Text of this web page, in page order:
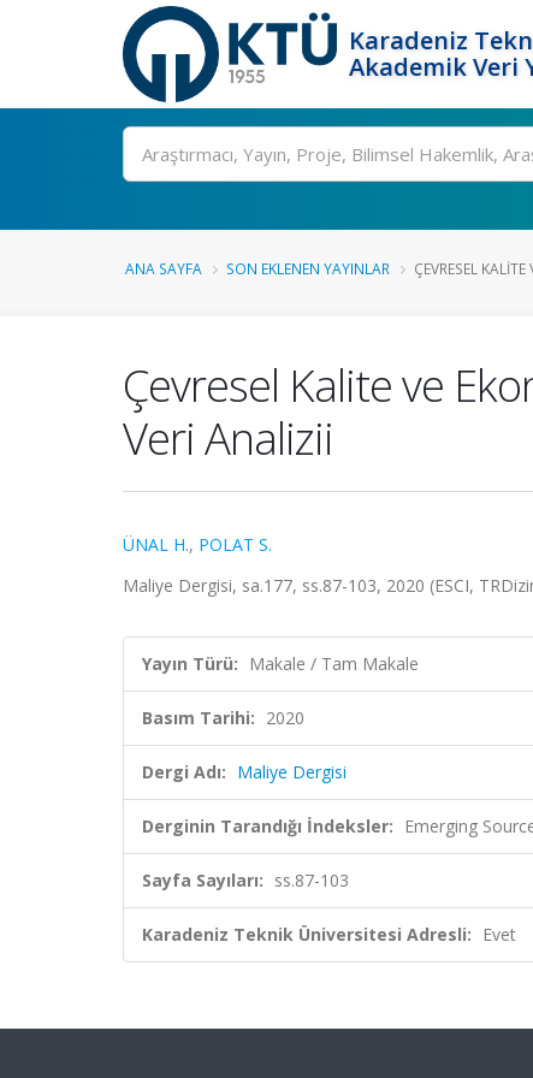
Karadeniz
Akademik Veri
Ara
ANA SAYFA SON EKLENEN YAYINLAR ÇEVRESEL
Çevresel Kalite ve
Veri Analizii
ÜNAL H., POLAT S.
Maliye Dergisi, sa.177, ss.87-103, 2020 (ESCI,
Yayın Türü: Makale / Tam Makale
Basım Tarihi: 2020
Dergi Adı: Maliye Dergisi
Derginin Tarandığı İndeksler: Emerging
Sayfa Sayıları: ss.87-103
Karadeniz Teknik Üniversitesi Adresli: Evet